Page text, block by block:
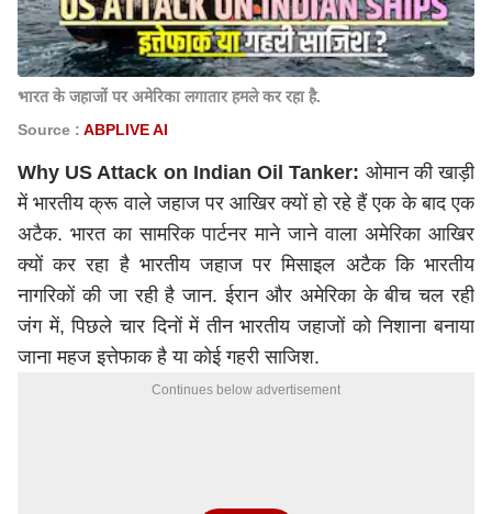
भारत के जहाजों पर अमेरिका लगातार हमले कर रहा है.
Source : ABPLIVE AI
Why US Attack on Indian Oil Tanker: ओमान की खाड़ी
में भारतीय क्रू वाले जहाज पर आखिर क्यों हो रहे हैं एक के बाद एक
अटैक. भारत का सामरिक पार्टनर माने जाने वाला अमेरिका आखिर
क्यों कर रहा है भारतीय जहाज पर मिसाइल अटैक कि भारतीय
नागरिकों की जा रही है जान. ईरान और अमेरिका के बीच चल रही
जंग में, पिछले चार दिनों में तीन भारतीय जहाजों को निशाना बनाया
जाना महज इत्तेफाक है या कोई गहरी साजिश.
Continues below advertisement